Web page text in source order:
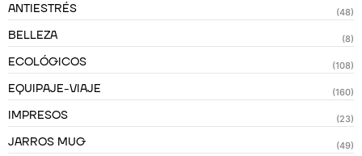
ANTIESTRÉS (48)
BELLEZA (8)
ECOLÓGICOS (108)
EQUIPAJE-VIAJE (160)
IMPRESOS (23)
JARROS MUG (49)